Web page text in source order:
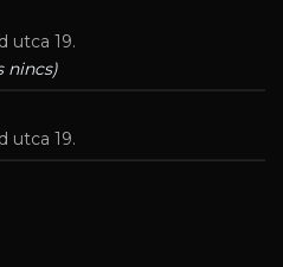
utca 19.
nincs)
utca 19.